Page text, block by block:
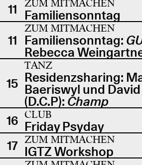
11
ZUM MITMACHEN
Familiensonntag
11
ZUM MITMACHEN
Familiensonntag:
Rebecca
15
TANZ
Residenzsharing:
Baeriswyl und
(D.C.P): Champ
16 CLUB
Friday Psyday
17 ZUM MITMACHEN
IGTZ Workshop